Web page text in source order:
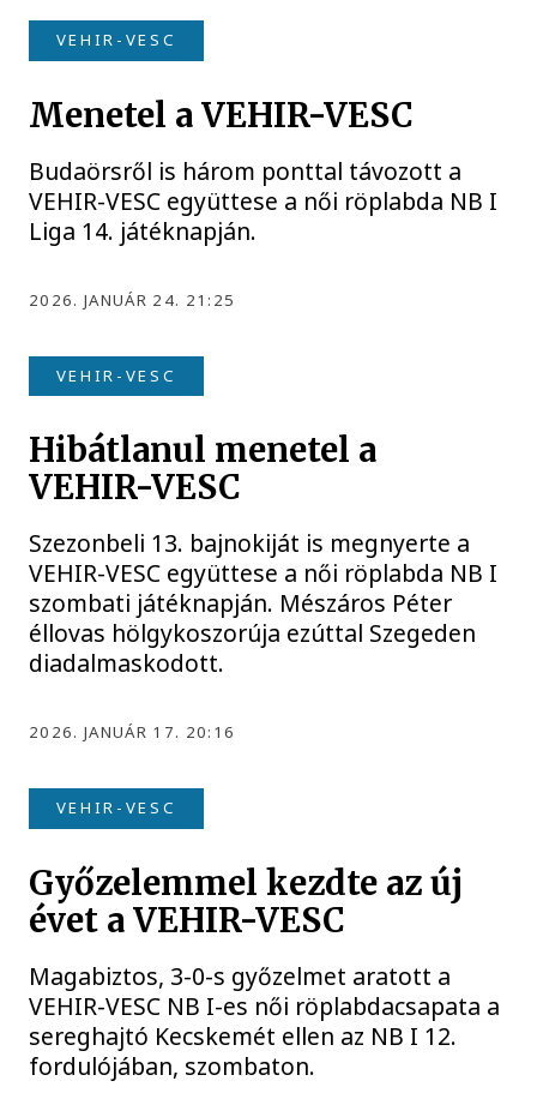
VEHIR-VESC
Menetel a VEHIR-VESC
Budaörsről is három ponttal távozott a
VEHIR-VESC együttese a női röplabda NB I
Liga 14. játéknapján.
2026. JANUÁR 24. 21:25
VEHIR-VESC
Hibátlanul menetel a
VEHIR-VESC
Szezonbeli 13. bajnokiját is megnyerte a
VEHIR-VESC együttese a női röplabda NB I
szombati játéknapján. Mészáros Péter
éllovas hölgykoszorúja ezúttal Szegeden
diadalmaskodott.
2026. JANUÁR 17. 20:16
VEHIR-VESC
Győzelemmel kezdte az új
évet a VEHIR-VESC
Magabiztos, 3-0-s győzelmet aratott a
VEHIR-VESC NB I-es női röplabdacsapata a
sereghajtó Kecskemét ellen az NB I 12.
fordulójában, szombaton.